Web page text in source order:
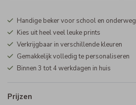
Handige beker voor school en onderweg
Kies uit heel veel leuke prints
Verkrijgbaar in verschillende kleuren
Gemakkelijk volledig te personaliseren
Binnen 3 tot 4 werkdagen in huis
Prijzen